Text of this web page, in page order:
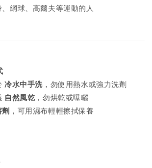
網球、高爾夫等運動的人
冷水中手洗 ，勿使用熱水或強力洗劑
自然風乾 ，勿烘乾或曝曬
，可用濕布輕輕擦拭保養